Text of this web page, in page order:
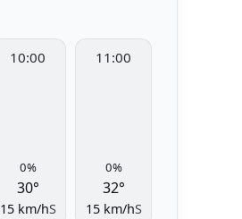
10:00
0%
30°
15 km/hS
11:00
0%
32°
15 km/hS